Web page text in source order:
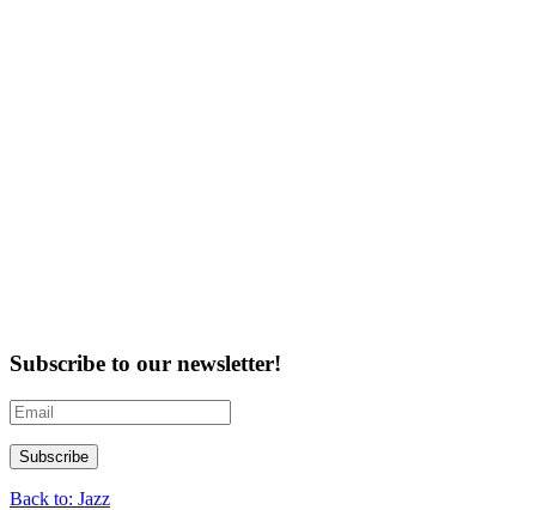
Subscribe to our newsletter!
Back to: Jazz